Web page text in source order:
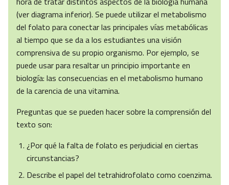
(ver diagrama inferior). Se puede utilizar el metabolismo
del folato para conectar las principales vías metabólicas
al tiempo que se da a los estudiantes una visión
comprensiva de su propio organismo. Por ejemplo, se
puede usar para resaltar un principio importante en
biología: las consecuencias en el metabolismo humano
de la carencia de una vitamina.
Preguntas que se pueden hacer sobre la comprensión del
texto son:
¿Por qué la falta de folato es perjudicial en ciertas
circunstancias?
Describe el papel del tetrahidrofolato como coenzima.